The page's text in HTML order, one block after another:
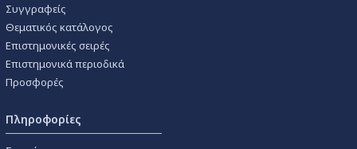
Συγγραφείς
Θεματικός κατάλογος
Επιστημονικές σειρές
Επιστημονικά περιοδικά
Προσφορές
Πληροφορίες